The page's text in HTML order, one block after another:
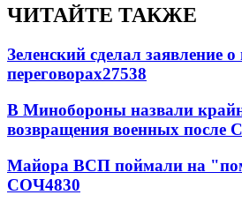
ЧИТАЙТЕ ТАКЖЕ
Зеленский сделал заявление
переговорах27538
В Минобороны назвали
возвращения военных после
Майора ВСП поймали на
СОЧ4830